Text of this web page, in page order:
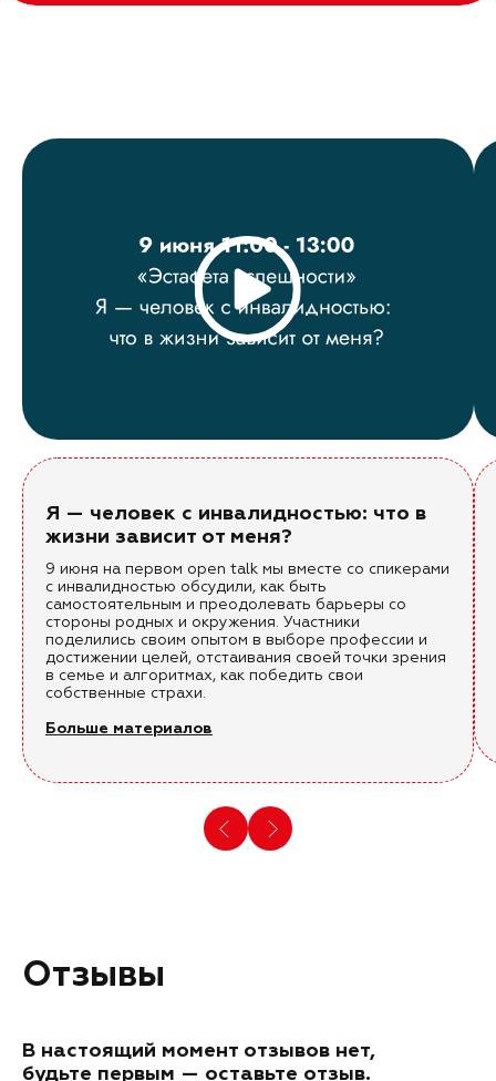
Я — человек с инвалидностью: что в
жизни зависит от меня?
9 июня на первом open talk мы вместе со спикерами
с инвалидностью обсудили, как быть
самостоятельным и преодолевать барьеры со
стороны родных и окружения. Участники
поделились своим опытом в выборе профессии и
достижении целей, отстаивания своей точки зрения
в семье и алгоритмах, как победить свои
собственные страхи.
Больше материалов
Отзывы
В настоящий момент отзывов нет,
будьте первым — оставьте отзыв.